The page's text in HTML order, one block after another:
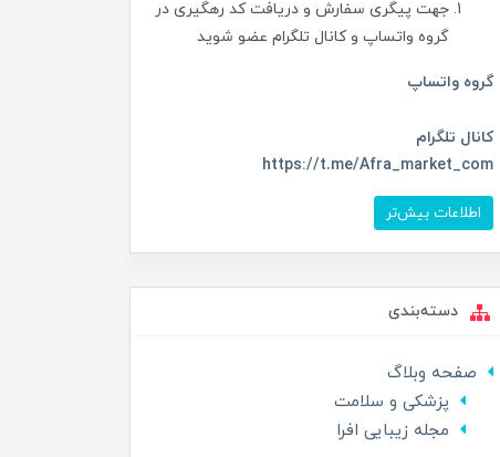
جهت پیگری سفارش و دریافت کد رهگیری در
گروه واتساپ و کانال تلگرام عضو شوید
گروه واتساپ
کانال تلگرام
https://t.me/Afra_market_com
اطلاعات بیش‌تر
دسته‌بندی
صفحه وبلاگ
پزشکی و سلامت
مجله زیبایی افرا